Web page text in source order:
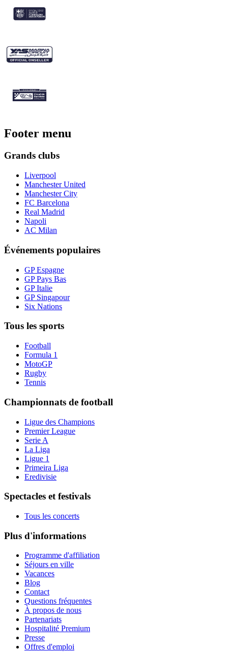
Footer menu
Grands clubs
Liverpool
Manchester United
Manchester City
FC Barcelona
Real Madrid
Napoli
AC Milan
Événements populaires
GP Espagne
GP Pays Bas
GP Italie
GP Singapour
Six Nations
Tous les sports
Football
Formula 1
MotoGP
Rugby
Tennis
Championnats de football
Ligue des Champions
Premier League
Serie A
La Liga
Ligue 1
Primeira Liga
Eredivisie
Spectacles et festivals
Tous les concerts
Plus d'informations
Programme d'affiliation
Séjours en ville
Vacances
Blog
Contact
Questions fréquentes
À propos de nous
Partenariats
Hospitalité Premium
Presse
Offres d'emploi